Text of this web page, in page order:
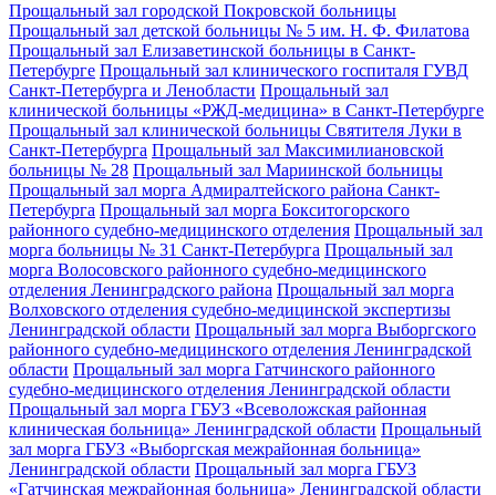
Прощальный зал городской Покровской больницы
Прощальный зал детской больницы № 5 им. Н. Ф. Филатова
Прощальный зал Елизаветинской больницы в Санкт-
Петербурге Прощальный зал клинического госпиталя ГУВД
Санкт-Петербурга и Ленобласти Прощальный зал
клинической больницы «РЖД-медицина» в Санкт-Петербурге
Прощальный зал клинической больницы Святителя Луки в
Санкт-Петербурга Прощальный зал Максимилиановской
больницы № 28 Прощальный зал Мариинской больницы
Прощальный зал морга Адмиралтейского района Санкт-
Петербурга Прощальный зал морга Бокситогорского
районного судебно-медицинского отделения Прощальный зал
морга больницы № 31 Санкт-Петербурга Прощальный зал
морга Волосовского районного судебно-медицинского
отделения Ленинградского района Прощальный зал морга
Волховского отделения судебно-медицинской экспертизы
Ленинградской области Прощальный зал морга Выборгского
районного судебно-медицинского отделения Ленинградской
области Прощальный зал морга Гатчинского районного
судебно-медицинского отделения Ленинградской области
Прощальный зал морга ГБУЗ «Всеволожская районная
клиническая больница» Ленинградской области Прощальный
зал морга ГБУЗ «Выборгская межрайонная больница»
Ленинградской области Прощальный зал морга ГБУЗ
«Гатчинская межрайонная больница» Ленинградской области